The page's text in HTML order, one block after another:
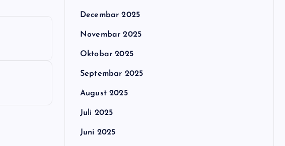
Decembar 2025
Novembar 2025
Oktobar 2025
Septembar 2025
August 2025
Juli 2025
Juni 2025